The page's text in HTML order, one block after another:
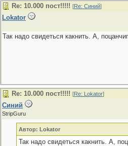
Re: 10.000 пост!!!!! [Re: Синий]
Lokator
Так надо свидеться какнить. А,
Re: 10.000 пост!!!!! [Re: Lokator]
Синий
StripGuru
Автор: Lokator
Так надо свидеться какнить. А,